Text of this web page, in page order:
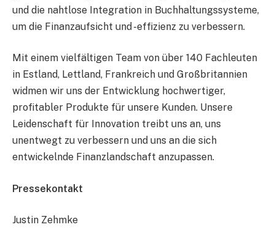
und die nahtlose Integration in Buchhaltungssysteme,
um die Finanzaufsicht und -effizienz zu verbessern.
Mit einem vielfältigen Team von über 140 Fachleuten
in Estland, Lettland, Frankreich und Großbritannien
widmen wir uns der Entwicklung hochwertiger,
profitabler Produkte für unsere Kunden. Unsere
Leidenschaft für Innovation treibt uns an, uns
unentwegt zu verbessern und uns an die sich
entwickelnde Finanzlandschaft anzupassen.
Pressekontakt
Justin Zehmke